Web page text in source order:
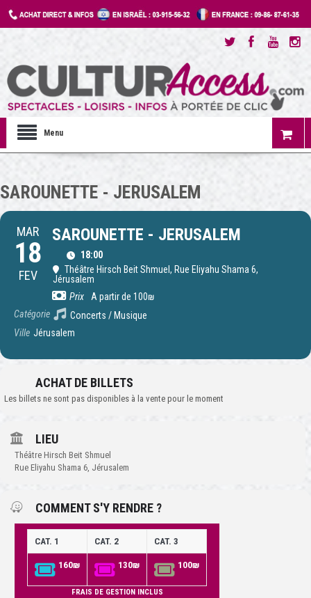
Menu
SAROUNETTE - JERUSALEM
MAR
18
FEV
SAROUNETTE - JERUSALEM
18:00
Théâtre Hirsch Beit Shmuel , Rue Eliyahu Shama 6,
Jérusalem
Prix
A partir de 100₪
Catégorie
Concerts / Musique
Ville Jérusalem
ACHAT DE BILLETS
Les billets ne sont pas disponibles à la vente pour le moment
LIEU
Théâtre Hirsch Beit Shmuel
Rue Eliyahu Shama 6, Jérusalem
COMMENT S'Y RENDRE ?
CAT. 1 CAT. 2 CAT. 3
160₪ 130₪ 100₪
FRAIS DE GESTION INCLUS